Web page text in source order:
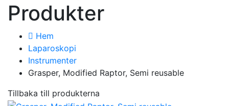
Produkter
Hem
Laparoskopi
Instrumenter
Grasper, Modified Raptor, Semi reusable
Tillbaka till produkterna